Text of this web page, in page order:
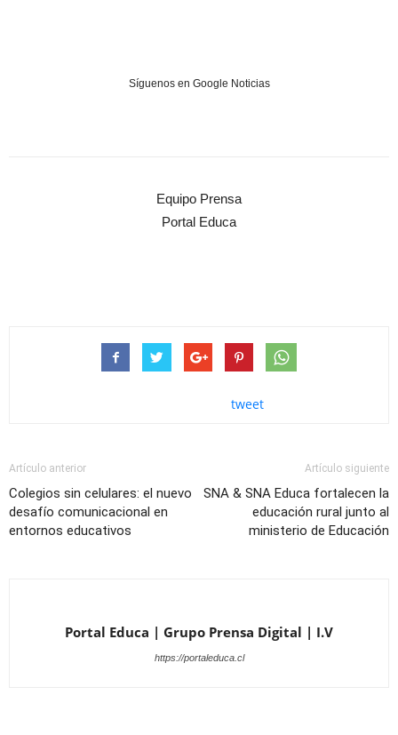
Síguenos en Google Noticias
Equipo Prensa
Portal Educa
tweet
Artículo anterior
Colegios sin celulares: el nuevo
desafío comunicacional en
entornos educativos
Artículo siguiente
SNA & SNA Educa fortalecen la
educación rural junto al
ministerio de Educación
Portal Educa | Grupo Prensa Digital | I.V
https://portaleduca.cl